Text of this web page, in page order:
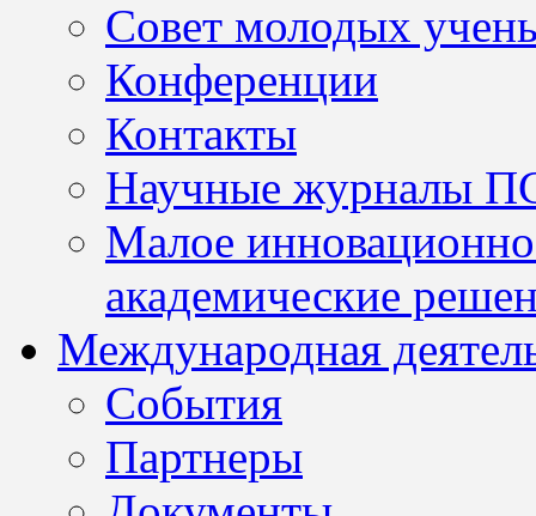
Совет молодых
Конференции
Контакты
Научные журналы
Малое
академические
Международная
События
Партнеры